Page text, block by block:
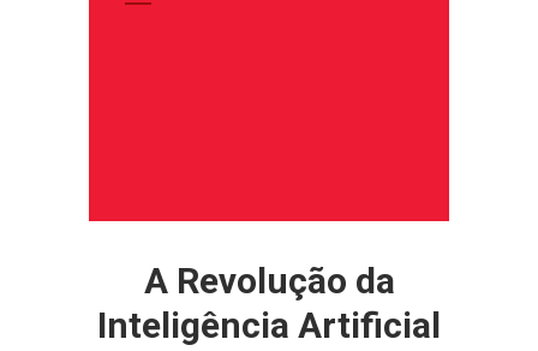
A Revolução da
Inteligência Artificial